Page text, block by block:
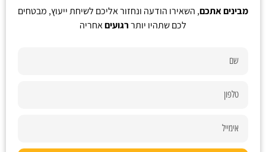
מבינים אתכם, השאירו הודעה ונחזור אליכם לשיחת ייעוץ, מבטחים
לכם שתהיו יותררגועיםאחריה